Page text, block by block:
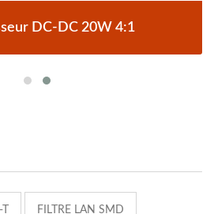
DC-DC 20W 4:1
FILTRE LAN SMD